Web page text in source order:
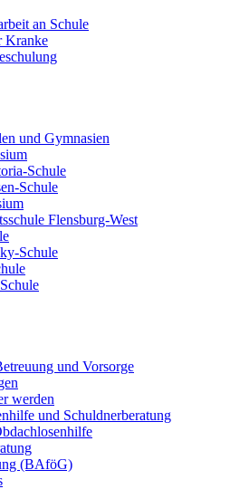
an Schule
Kranke
und Gymnasien
Schule
Schule
Flensburg-West
Schule
und Vorsorge
werden
und Schuldnerberatung
(BAföG)